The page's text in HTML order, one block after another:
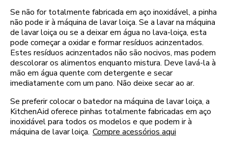
Se não for totalmente fabricada em aço inoxidável, a pinha
não pode ir à máquina de lavar loiça. Se a lavar na máquina
de lavar loiça ou se a deixar em água no lava-loiça, esta
pode começar a oxidar e formar resíduos acinzentados.
Estes resíduos acinzentados não são nocivos, mas podem
descolorar os alimentos enquanto mistura. Deve lavá-la à
mão em água quente com detergente e secar
imediatamente com um pano. Não deixe secar ao ar.
Se preferir colocar o batedor na máquina de lavar loiça, a
KitchenAid oferece pinhas totalmente fabricadas em aço
inoxidável para todos os modelos e que podem ir à
máquina de lavar loiça. Compre acessórios aqui